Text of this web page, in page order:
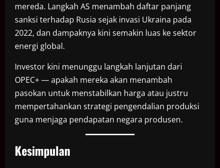
mereda. Langkah AS menambah daftar panjang
sanksi terhadap Rusia sejak invasi Ukraina pada
2022, dan dampaknya kini semakin luas ke sektor
energi global.
Investor kini menunggu langkah lanjutan dari
OPEC+ — apakah mereka akan menambah
pasokan untuk menstabilkan harga atau justru
mempertahankan strategi pengendalian produksi
guna menjaga pendapatan negara produsen.
Kesimpulan